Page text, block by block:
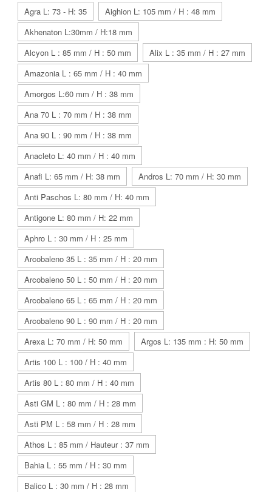
Agra L: 73 - H: 35
Aighion L: 105 mm / H : 48 mm
Akhenaton L:30mm / H:18 mm
Alcyon L : 85 mm / H : 50 mm
Alix L : 35 mm / H : 27 mm
Amazonia L : 65 mm / H : 40 mm
Amorgos L:60 mm / H : 38 mm
Ana 70 L : 70 mm / H : 38 mm
Ana 90 L : 90 mm / H : 38 mm
Anacleto L: 40 mm / H : 40 mm
Anafi L: 65 mm / H: 38 mm
Andros L: 70 mm / H: 30 mm
Anti Paschos L: 80 mm / H: 40 mm
Antigone L: 80 mm / H: 22 mm
Aphro L : 30 mm / H : 25 mm
Arcobaleno 35 L : 35 mm / H : 20 mm
Arcobaleno 50 L : 50 mm / H : 20 mm
Arcobaleno 65 L : 65 mm / H : 20 mm
Arcobaleno 90 L : 90 mm / H : 20 mm
Arexa L: 70 mm / H: 50 mm
Argos L: 135 mm : H: 50 mm
Artis 100 L : 100 / H : 40 mm
Artis 80 L : 80 mm / H : 40 mm
Asti GM L : 80 mm / H : 28 mm
Asti PM L : 58 mm / H : 28 mm
Athos L : 85 mm / Hauteur : 37 mm
Bahia L : 55 mm / H : 30 mm
Balico L : 30 mm / H : 28 mm